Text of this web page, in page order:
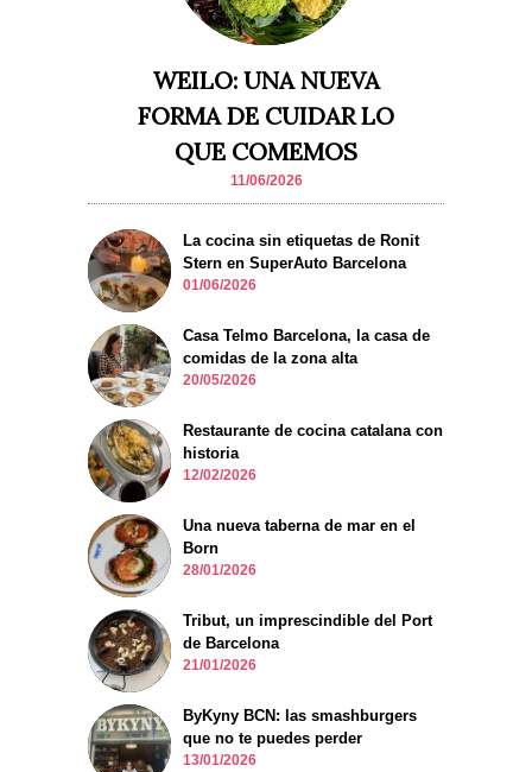
WEILO: UNA NUEVA
FORMA DE CUIDAR LO
QUE COMEMOS
11/06/2026
La cocina sin etiquetas de Ronit
Stern en SuperAuto Barcelona
01/06/2026
Casa Telmo Barcelona, la casa de
comidas de la zona alta
20/05/2026
Restaurante de cocina catalana con
historia
12/02/2026
Una nueva taberna de mar en el
Born
28/01/2026
Tribut, un imprescindible del Port
de Barcelona
21/01/2026
ByKyny BCN: las smashburgers
que no te puedes perder
13/01/2026
personalizados.